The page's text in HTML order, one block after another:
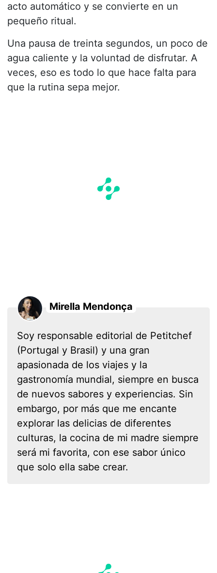
acto automático y se convierte en un
pequeño ritual.
Una pausa de treinta segundos, un poco de
agua caliente y la voluntad de disfrutar. A
veces, eso es todo lo que hace falta para
que la rutina sepa mejor.
Mirella Mendonça
Soy responsable editorial de Petitchef
(Portugal y Brasil) y una gran
apasionada de los viajes y la
gastronomía mundial, siempre en busca
de nuevos sabores y experiencias. Sin
embargo, por más que me encante
explorar las delicias de diferentes
culturas, la cocina de mi madre siempre
será mi favorita, con ese sabor único
que solo ella sabe crear.